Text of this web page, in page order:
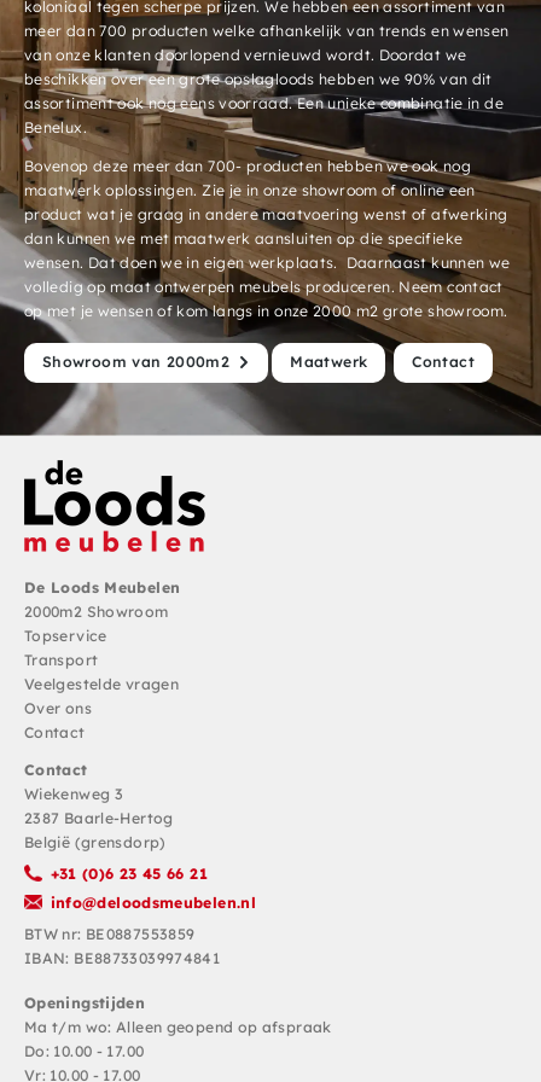
koloniaal tegen scherpe prijzen. We hebben een assortiment van
meer dan 700 producten welke afhankelijk van trends en wensen
van onze klanten doorlopend vernieuwd wordt. Doordat we
beschikken over een grote opslagloods hebben we 90% van dit
assortiment ook nog eens voorraad. Een unieke combinatie in de
Benelux.
Bovenop deze meer dan 700- producten hebben we ook nog
maatwerk oplossingen. Zie je in onze showroom of online een
product wat je graag in andere maatvoering wenst of afwerking
dan kunnen we met maatwerk aansluiten op die specifieke
wensen. Dat doen we in eigen werkplaats. Daarnaast kunnen we
volledig op maat ontwerpen meubels produceren. Neem contact
op met je wensen of kom langs in onze 2000 m2 grote showroom.
Showroom van 2000m2 Maatwerk Contact
De Loods Meubelen
2000m2 Showroom
Topservice
Transport
Veelgestelde vragen
Over ons
Contact
Contact
Wiekenweg 3
2387 Baarle-Hertog
België (grensdorp)
+31 (0)6 23 45 66 21
info@deloodsmeubelen.nl
BTW nr: BE0887553859
IBAN: BE88733039974841
Openingstijden
Ma t/m wo: Alleen geopend op afspraak
Do: 10.00 - 17.00
Vr: 10.00 - 17.00